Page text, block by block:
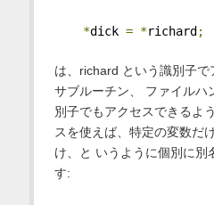
*dick = *richard ;
は、richard という識別子で
サブルーチン、 ファイルハ
別子でもアクセスできるよ
スを使えば、特定の変数だ
け、と いうように個別に別
す: